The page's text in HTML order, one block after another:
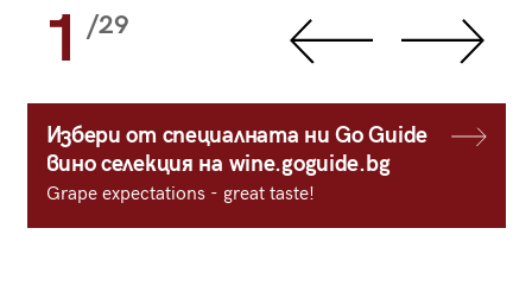
1 /29
Избери от специалната ни Go Guide
вино селекция на wine.goguide.bg
Grape expectations - great taste!